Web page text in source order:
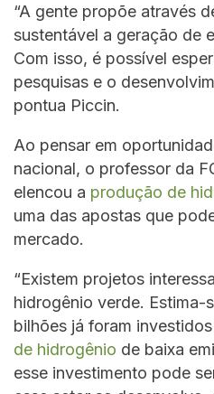
“A gente propõe através
sustentável a geração de
Com isso, é possível
pesquisas e o
pontua Piccin.
Ao pensar em
nacional, o professor da
elencou a produção de
uma das apostas que
mercado.
“Existem projetos
hidrogênio verde. Estima-
bilhões já foram
de hidrogênio de baixa
esse investimento pode